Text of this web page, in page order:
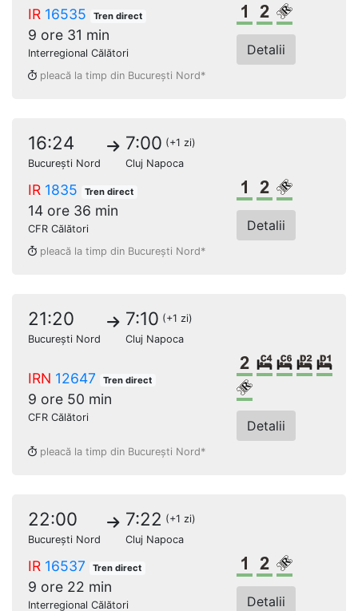
IR 16535 Tren direct
9 ore 31 min
Interregional Călători
Clasa 1Clasa a 2-a
Loc
Detalii
pleacă la timp din București Nord*
16:24
București Nord
7:00 (+1 zi)
Cluj Napoca
IR 1835 Tren direct
14 ore 36 min
CFR Călători
Clasa 1Clasa a 2-a
Loc
Detalii
pleacă la timp din București Nord*
21:20
București Nord
7:10 (+1 zi)
Cluj Napoca
IRN 12647 Tren direct
9 ore 50 min
CFR Călători
Clasa a 2-a
Cușetă 4
Cușetă
Loc rezervat
Detalii
pleacă la timp din București Nord*
22:00
București Nord
7:22 (+1 zi)
Cluj Napoca
IR 16537 Tren direct
9 ore 22 min
Interregional Călători
Clasa 1Clasa a 2-a
Loc
Detalii